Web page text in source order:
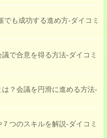
レーニング法
方
も成功する進め方-ダイコミ
で合意を得る方法-ダイコミ
？会議を円滑に進める方法-
つのスキルを解説-ダイコミ